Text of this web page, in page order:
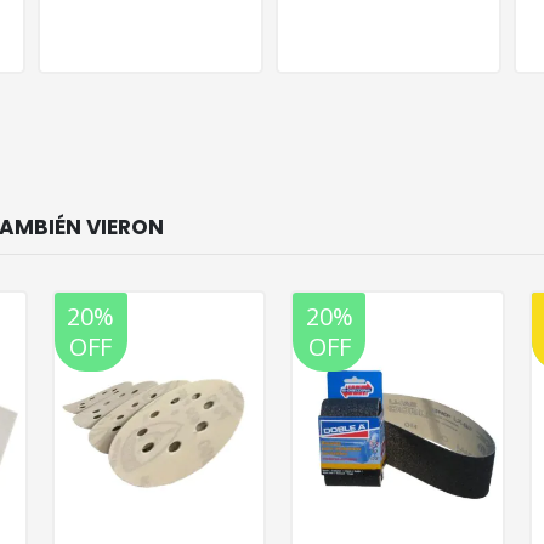
20%
OFF
20%
OFF